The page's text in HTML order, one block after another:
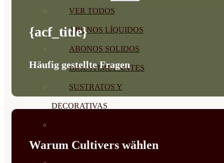
VER TODOS
ABONOS LÍQUIDOS
ABONOS SOLIDOS
BIOESTIMULANTES
SUSTRATOS Y
DECORATIVAS
CARENCIAS
{acf_title}
Häufig gestellte Fragen
Warum Cultivers wählen